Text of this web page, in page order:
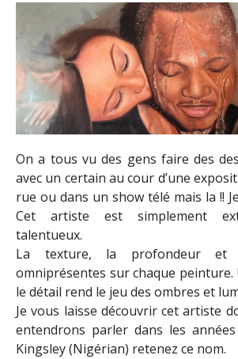
On a tous vu des gens faire des
avec un certain au cour d’une
rue ou dans un show télé mais la !!
Cet artiste est simplement
talentueux.
La texture, la profondeur et
omniprésentes sur chaque peinture.
le détail rend le jeu des ombres et
Je vous laisse découvrir cet artiste
entendrons parler dans les
Kingsley (Nigérian) retenez ce nom.